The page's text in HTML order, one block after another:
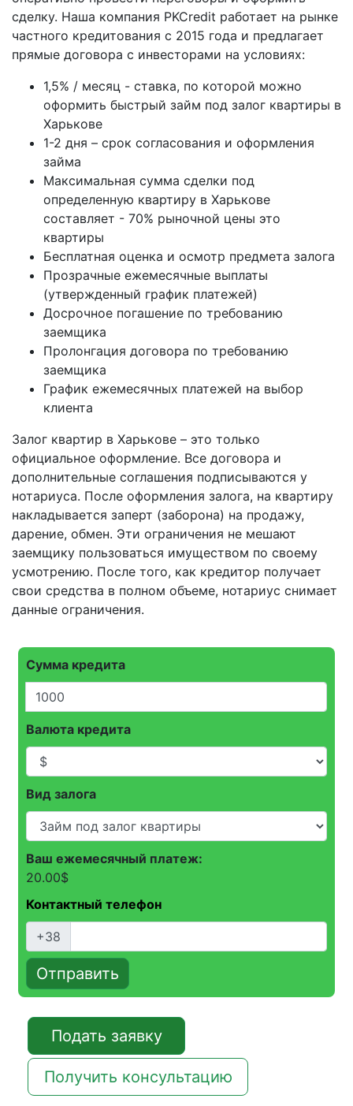
сделку. Наша компания PKCredit работает на рынке
частного кредитования с 2015 года и предлагает
прямые договора с инвесторами на условиях:
1,5% / месяц - ставка, по которой можно
оформить быстрый займ под залог квартиры в
Харькове
1-2 дня – срок согласования и оформления
займа
Максимальная сумма сделки под
определенную квартиру в Харькове
составляет - 70% рыночной цены это
квартиры
Бесплатная оценка и осмотр предмета залога
Прозрачные ежемесячные выплаты
(утвержденный график платежей)
Досрочное погашение по требованию
заемщика
Пролонгация договора по требованию
заемщика
График ежемесячных платежей на выбор
клиента
Залог квартир в Харькове – это только
официальное оформление. Все договора и
дополнительные соглашения подписываются у
нотариуса. После оформления залога, на квартиру
накладывается заперт (заборона) на продажу,
дарение, обмен. Эти ограничения не мешают
заемщику пользоваться имуществом по своему
усмотрению. После того, как кредитор получает
свои средства в полном объеме, нотариус снимает
данные ограничения.
Сумма кредита
Валюта кредита
Вид залога
Ваш ежемесячный платеж:
20.00$
Контактный телефон
+38
Отправить
Подать заявку
Получить консультацию